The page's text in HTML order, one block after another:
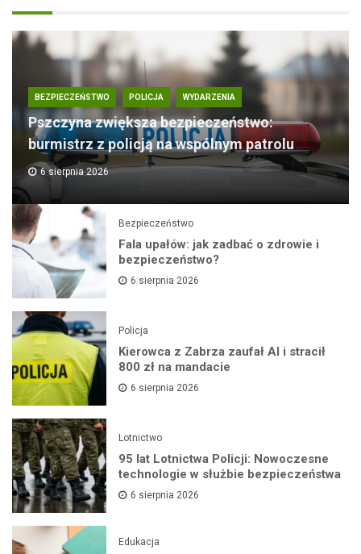
BEZPIECZEŃSTWO POLICJA WYDARZENIA
Pszczyna zwiększa bezpieczeństwo:
burmistrz z policją na wspólnym patrolu
6 sierpnia 2026
Bezpieczeństwo
Fala upałów: jak zadbać o zdrowie i
bezpieczeństwo?
6 sierpnia 2026
Policja
Kierowca z Zabrza zaufał AI i stracił
800 zł na mandacie
6 sierpnia 2026
Lotnictwo
95 lat Lotnictwa Policji: Nowoczesne
technologie w służbie bezpieczeństwa
6 sierpnia 2026
Edukacja